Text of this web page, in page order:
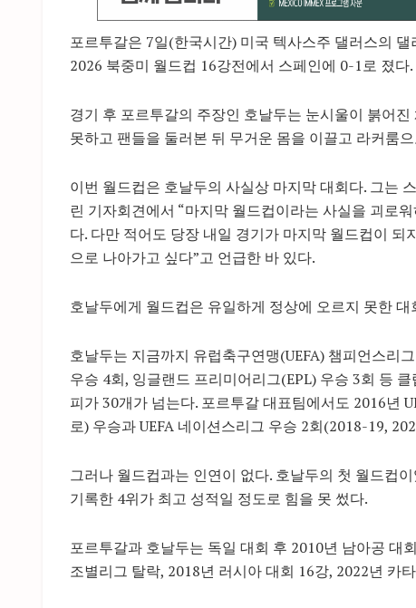
포르투갈은 7일(한국시간) 미국 텍사스주 댈러스의
2026 북중미 월드컵 16강전에서 스페인에 0-1로 졌다.
경기 후 포르투갈의 주장인 호날두는 눈시울이 붉어
못하고 팬들을 둘러본 뒤 무거운 몸을 이끌고 라커룸
이번 월드컵은 호날두의 사실상 마지막 대회다. 그는
린 기자회견에서 “마지막 월드컵이라는 사실을 괴로
다. 다만 적어도 당장 내일 경기가 마지막 월드컵이 되
으로 나아가고 싶다”고 언급한 바 있다.
호날두에게 월드컵은 유일하게 정상에 오르지 못한 대
호날두는 지금까지 유럽축구연맹(UEFA) 챔피언스리
우승 4회, 잉글랜드 프리미어리그(EPL) 우승 3회 등
피가 30개가 넘는다. 포르투갈 대표팀에서도 2016년
로) 우승과 UEFA 네이션스리그 우승 2회(2018-19,
그러나 월드컵과는 인연이 없다. 호날두의 첫 월드컵
기록한 4위가 최고 성적일 정도로 힘을 못 썼다.
포르투갈과 호날두는 독일 대회 후 2010년 남아공 대
조별리그 탈락, 2018년 러시아 대회 16강, 2022년 카